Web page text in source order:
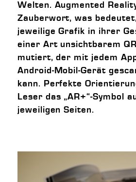
Welten. Augmented
Zauberwort, was
jeweilige Grafik in ihrer
einer Art unsichtbarem
mutiert, der mit jedem
Android-Mobil-Gerät
kann. Perfekte
Leser das „AR+“-Symbol
jeweiligen Seiten.